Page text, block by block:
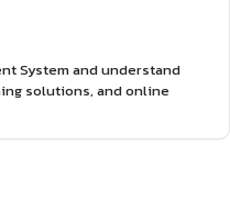
System and understand
solutions, and online